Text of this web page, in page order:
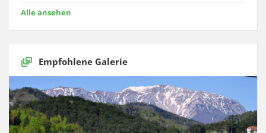
Alle ansehen
Empfohlene Galerie